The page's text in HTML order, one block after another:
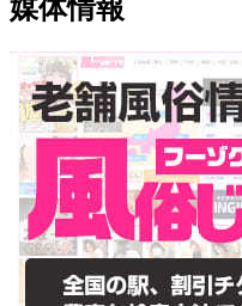
媒体情報